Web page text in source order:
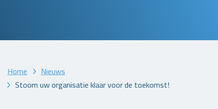
Home
Nieuws
Stoom uw organisatie klaar voor de toekomst!